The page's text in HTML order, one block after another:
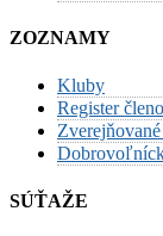
ZOZNAMY
Kluby
Register
SÚŤAŽE